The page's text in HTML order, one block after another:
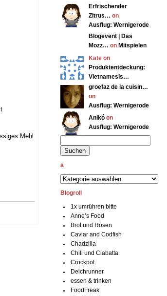
Mehl
Erfrischender
Zitrus… on
Ausflug: Wernigerode
Blogevent | Das
Mozz… on Mitspielen
Kate on
Produktentdeckung:
Vietnamesis…
groefaz de la cuisin…
on
Ausflug: Wernigerode
Anikó on
Ausflug: Wernigerode
a
Blogroll
1x umrühren bitte
Anne’s Food
Brot und Rosen
Caviar and Codfish
Chadzilla
Chili und Ciabatta
Crockpot
Deichrunner
essen & trinken
FoodFreak